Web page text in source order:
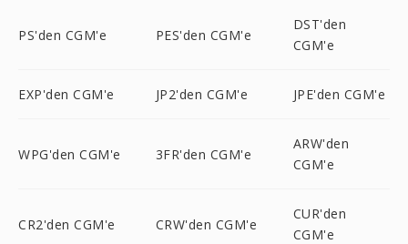
PS'den CGM'e PES'den CGM'e
DST'den
CGM'e
EXP'den CGM'e JP2'den CGM'e JPE'den CGM'e
WPG'den CGM'e 3FR'den CGM'e
ARW'den
CGM'e
CR2'den CGM'e CRW'den CGM'e
CUR'den
CGM'e